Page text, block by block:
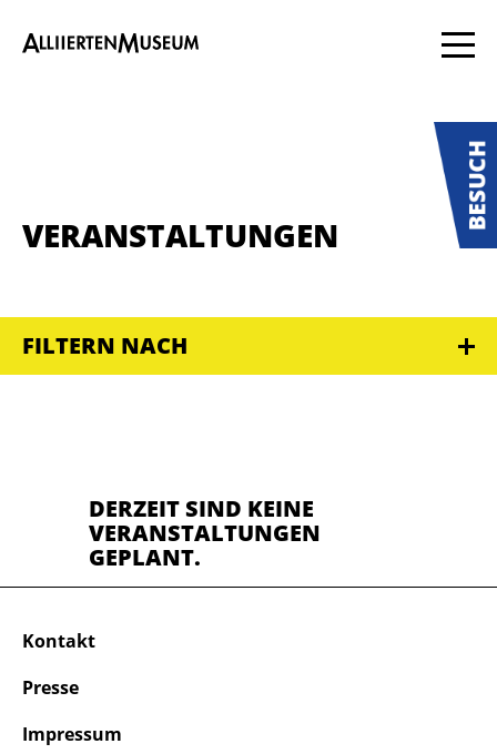
VERANSTALTUNGEN
FILTERN NACH
DERZEIT SIND KEINE
VERANSTALTUNGEN
GEPLANT.
Kontakt
Presse
Impressum